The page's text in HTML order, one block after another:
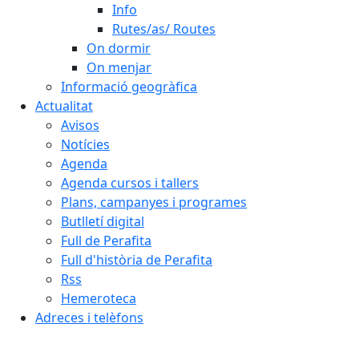
Info
Rutes/as/ Routes
On dormir
On menjar
Informació geogràfica
Actualitat
Avisos
Notícies
Agenda
Agenda cursos i tallers
Plans, campanyes i programes
Butlletí digital
Full de Perafita
Full d'història de Perafita
Rss
Hemeroteca
Adreces i telèfons